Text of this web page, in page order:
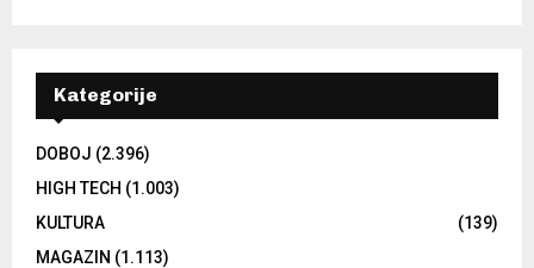
Kategorije
DOBOJ (2.396)
HIGH TECH (1.003)
KULTURA
(139)
MAGAZIN (1.113)